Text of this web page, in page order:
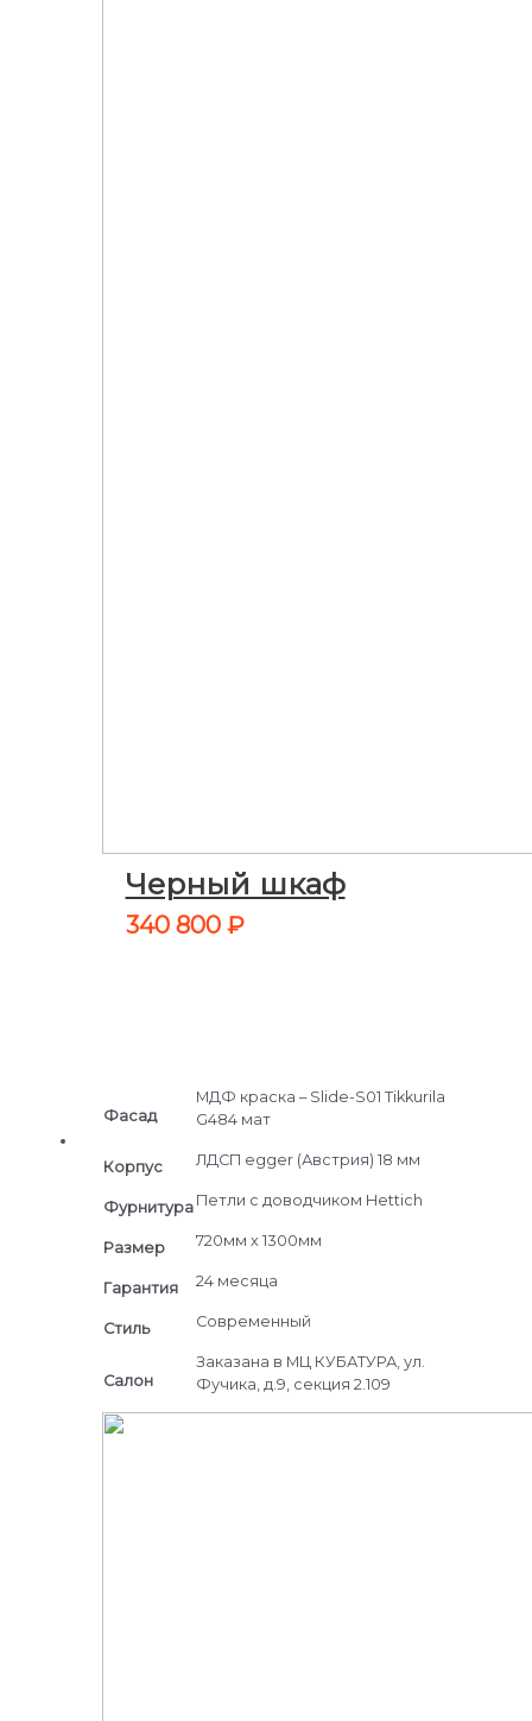
Черный шкаф
340 800 ₽
Фасад
МДФ краска – Slide-S01 Tikkurila
G484 мат
Корпус ЛДСП egger (Австрия) 18 мм
Фурнитура Петли c доводчиком Hettich
Размер 720мм х 1300мм
Гарантия 24 месяца
Стиль Современный
Салон
Заказана в МЦ КУБАТУРА, ул.
Фучика, д.9, секция 2.109